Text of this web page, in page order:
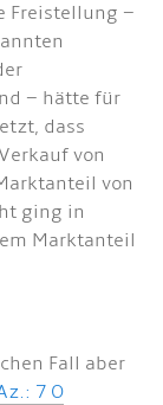
Freistellung –
– hätte für
dass
von
von
ging in
Marktanteil
Fall aber
7 O